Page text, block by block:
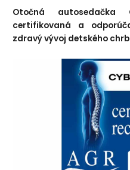
Otočná
certifikovaná a
zdravý vývoj detského